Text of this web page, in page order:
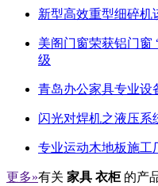
新型高效重型细碎机
美阁门窗荣获铝门窗
级
青岛办公家具专业设
闪光对焊机之液压
专业运动木地板施工
更多»有关 家具 衣柜 的产